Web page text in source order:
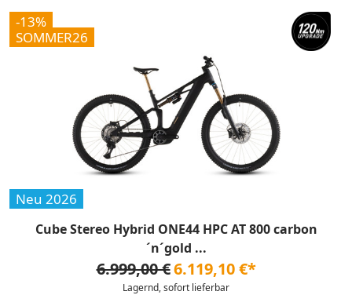
-13%
SOMMER26
Neu 2026
Cube Stereo Hybrid ONE44 HPC AT 800 carbon
´n´gold ...
6.999,00 €6.119,10 €*
Lagernd, sofort lieferbar